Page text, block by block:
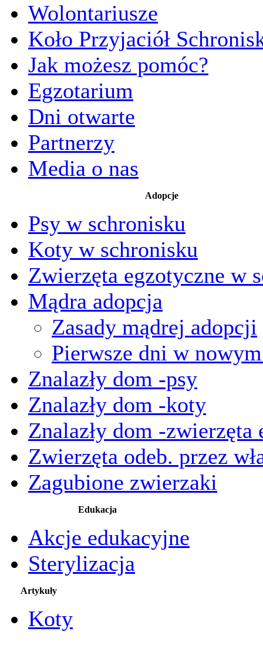
Wolontariusze
Koło Przyjaciół
Jak możesz pomóc?
Egzotarium
Dni otwarte
Partnerzy
Media o nas
Adopcje
Psy w schronisku
Koty w schronisku
Zwierzęta egzotyczne w
Mądra adopcja
Zasady mądrej adopcji
Pierwsze dni w
Znalazły dom -psy
Znalazły dom -koty
Znalazły dom -zwierzęta
Zwierzęta odeb. przez
Zagubione zwierzaki
Edukacja
Akcje edukacyjne
Sterylizacja
Artykuły
Koty